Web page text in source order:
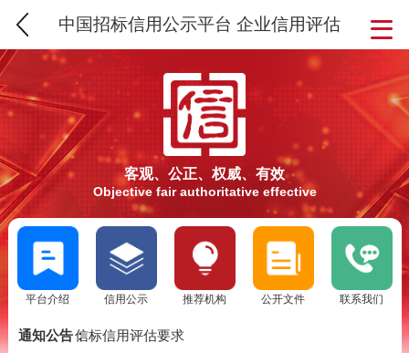
中国招标信用公示平台 企业信用评估
客观、公正、权威、有效
Objective fair authoritative effective
平台介绍 信用公示 推荐机构 公开文件 联系我们
通知公告：信标信用评估要求